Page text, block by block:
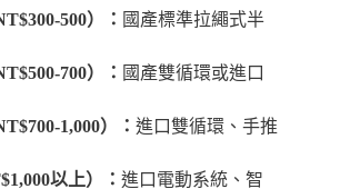
500）： 國產標準拉繩式半
700）： 國產雙循環或進口
1,000）： 進口雙循環、手推
以上）： 進口電動系統、智